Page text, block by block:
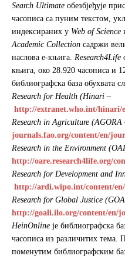
Search Ultimate обезбјеђује
часописа са пуним текстом,
индексираних у Web of Science
Academic Collection садржи
наслова е-књига. Research4Life
књига, око 28.920 часописа и
библиографска база обухвата
Research for Health (Hinari –
http://extranet.who.int/hinari/
Research in Agriculture (AGORA
journals.fao.org/content/en/
Research in the Environment
http://oare.research4life.org/
Research for Development and
http://ardi.wipo.int/content/
Research for Global Justice
http://goali.ilo.org/content/en/
HeinOnline је библиографска
часописа из различитих тема.
поменутим библиографским